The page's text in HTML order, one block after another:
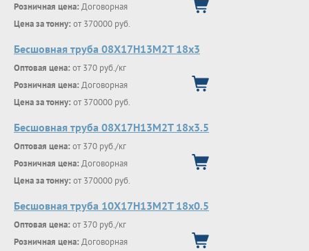
Розничная цена: Договорная
Цена за тонну: от 370000 руб.
Бесшовная труба 08Х17Н13М2Т 18х3
Оптовая цена: от 370 руб./кг
Розничная цена: Договорная
Цена за тонну: от 370000 руб.
Бесшовная труба 08Х17Н13М2Т 18х3.5
Оптовая цена: от 370 руб./кг
Розничная цена: Договорная
Цена за тонну: от 370000 руб.
Бесшовная труба 10Х17Н13М2Т 18х0.5
Оптовая цена: от 370 руб./кг
Розничная цена: Договорная